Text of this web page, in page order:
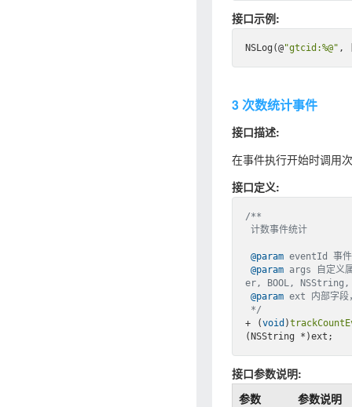
接口示例:
NSLog(@"gtcid:%@" ,
3 次数统计事件
接口描述:
在事件执行开始时调用
接口定义:
/**
@param eventId 事
@param args 自定义属
er, BOOL, NSString,
@param ext 内部字段
*/
+ (void )
接口参数说明:
参数
参数说明